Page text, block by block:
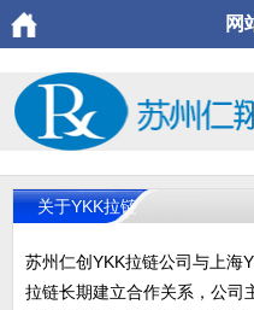
网
关于YKK拉链
苏州仁创YKK拉链公司与上海
拉链长期建立合作关系，公司